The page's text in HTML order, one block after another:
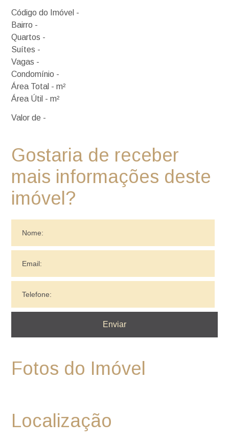
Código do Imóvel -
Bairro -
Quartos -
Suítes -
Vagas -
Condomínio -
Área Total - m²
Área Útil - m²
Valor de -
Gostaria de receber
mais informações deste
imóvel?
Fotos do Imóvel
Localização